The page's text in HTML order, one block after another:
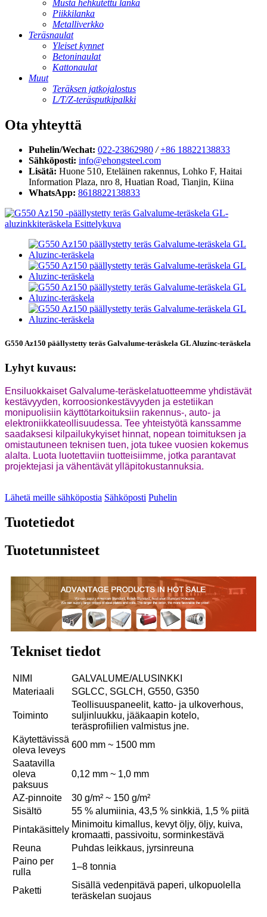
Musta hehkutettu lanka
Piikkilanka
Metalliverkko
Teräsnaulat
Yleiset kynnet
Betoninaulat
Kattonaulat
Muut
Teräksen jatkojalostus
L/T/Z-teräsputkipalkki
Ota yhteyttä
Puhelin/Wechat: 022-23862980 / +86 18822138833
Sähköposti: info@ehongsteel.com
Lisätä: Huone 510, Eteläinen rakennus, Lohko F, ​​Haitai
Information Plaza, nro 8, Huatian Road, Tianjin, Kiina
WhatsApp: 8618822138833
G550 Az150 päällystetty teräs Galvalume-teräskela GL Aluzinc-teräskela
Lyhyt kuvaus:
Ensiluokkaiset Galvalume-teräskelatuotteemme yhdistävät
kestävyyden, korroosionkestävyyden ja estetiikan
monipuolisiin käyttötarkoituksiin rakennus-, auto- ja
elektroniikkateollisuudessa. Tee yhteistyötä kanssamme
saadaksesi kilpailukykyiset hinnat, nopean toimituksen ja
omistautuneen teknisen tuen, jota tukee vuosien kokemus
alalta. Luota luotettaviin tuotteisiimme, jotka parantavat
projektejasi ja vähentävät ylläpitokustannuksia.
Lähetä meille sähköpostia Sähköposti Puhelin
Tuotetiedot
Tuotetunnisteet
Tekniset tiedot
NIMI
GALVALUME/ALUSINKKI
Materiaali
SGLCC, SGLCH, G550, G350
Toiminto
Teollisuuspaneelit, katto- ja ulkoverhous,
suljinluukku, jääkaapin kotelo,
teräsprofiilien valmistus jne.
Käytettävissä
oleva leveys
600 mm ~ 1500 mm
Saatavilla
oleva
paksuus
0,12 mm ~ 1,0 mm
AZ-pinnoite
30 g/m² ~ 150 g/m²
Sisältö
55 % alumiinia, 43,5 % sinkkiä, 1,5 % piitä
Pintakäsittely
Minimoitu kimallus, kevyt öljy, öljy, kuiva,
kromaatti, passivoitu, sorminkestävä
Reuna
Puhdas leikkaus, jyrsinreuna
Paino per
rulla
1–8 tonnia
Paketti
Sisällä vedenpitävä paperi, ulkopuolella
teräskelan suojaus